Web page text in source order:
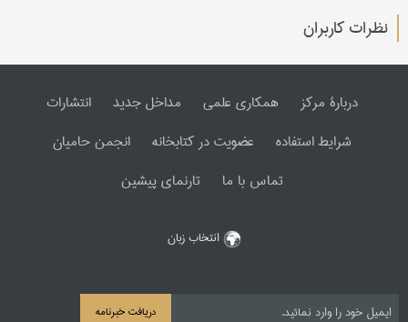
نظرات کاربران
دربارۀ مرکز همکاری علمی مداخل جدید
انتشارات
شرایط استفاده
عضویت در کتابخانه
انجمن حامیان
تماس با ما
تارنمای پیشین
انتخاب زبان
دریافت خبرنامه